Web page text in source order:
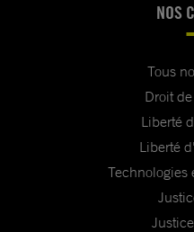
NOS
Tous
Droit
Liberté
Liberté
Technologies